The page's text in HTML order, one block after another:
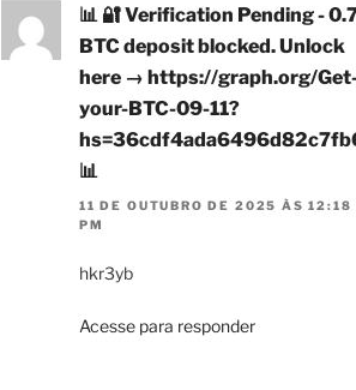
📊 🔐 Verification Pending -
BTC deposit blocked. Unlock
here → https://graph.org/
your-BTC-09-11?
📊
11 DE OUTUBRO DE 2025 ÀS 12:18
PM
hkr3yb
Acesse para responder